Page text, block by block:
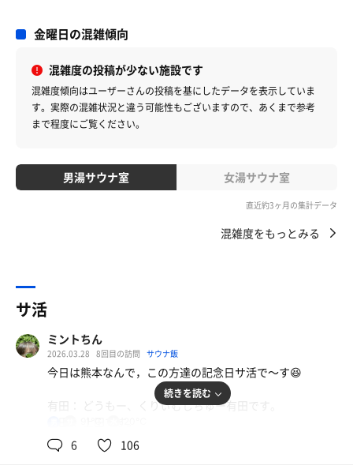
金曜日の混雑傾向
混雑度の投稿が少ない施設です
混雑度傾向はユーザーさんの投稿を基にしたデータを表示していま
す。 実際の混雑状況と違う可能性もございますので、あくまで参考
まで程度にご覧ください。
男湯サウナ室 女湯サウナ室
直近約3ヶ月の集計データ
混雑度をもっとみる
サ活
ミントちん
2026.03.28 8回目の訪問 サウナ飯
今日は熊本なんで，この方達の記念日サ活で〜す😆
有田： どうもー、くりぃむしちゅー有田です。
有田： いやね、今日3月28日は「三ツ矢サイダーの日」で
続きを読む
6 106